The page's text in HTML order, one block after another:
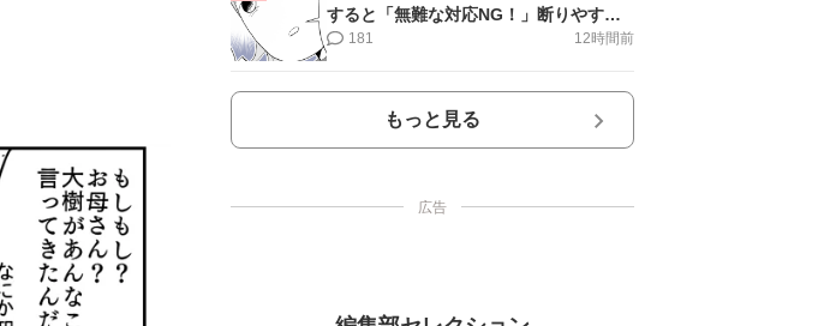
すると「無難な対応NG！」断りやすい
文句は…【第2話まんが】
12時間前
181
もっと見る
広告